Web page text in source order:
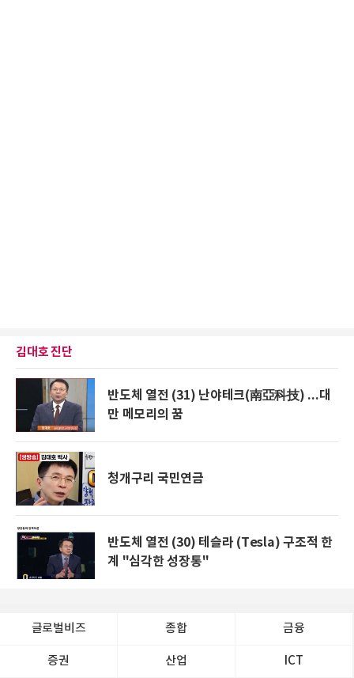
김대호 진단
반도체 열전 (31) 난야테크(南亞科技) ...대
만 메모리의 꿈
청개구리 국민연금
반도체 열전 (30) 테슬라 (Tesla) 구조적 한
계 "심각한 성장통"
글로벌비즈 종합 금융
증권 산업 ICT